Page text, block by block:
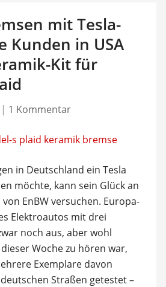
mit Tesla-
Kunden in USA
Kit für
| 1 Kommentar
in Deutschland ein Tesla
möchte, kann sein Glück an
EnBW versuchen. Europa-
Elektroautos mit drei
noch aus, aber wohl
Woche zu hören war,
Exemplare davon
Straßen getestet –